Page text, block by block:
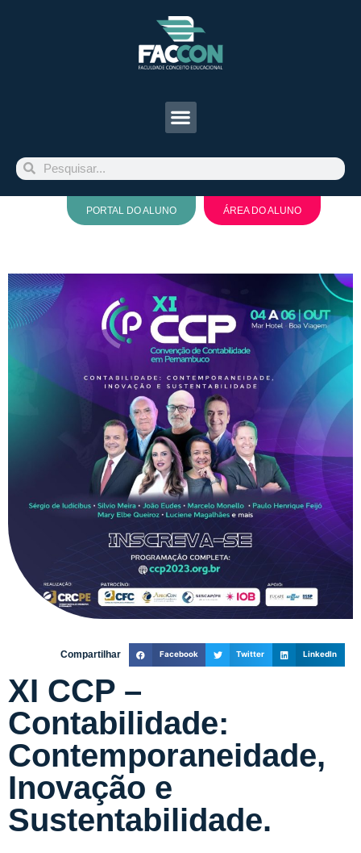
PORTAL DO ALUNO ÁREA DO ALUNO
Compartilhar Facebook Twitter LinkedIn
XI CCP –
Contabilidade:
Contemporaneidade,
Inovação e
Sustentabilidade.